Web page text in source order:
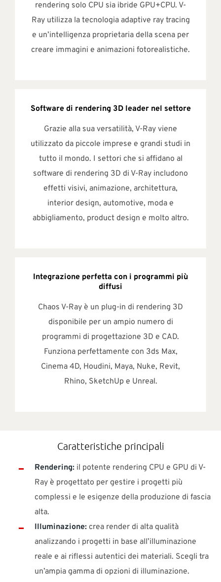
rendering solo CPU sia ibride GPU+CPU. V-
Ray utilizza la tecnologia adaptive ray tracing
e un’intelligenza proprietaria della scena per
creare immagini e animazioni fotorealistiche.
Software di rendering 3D leader nel settore
Grazie alla sua versatilità, V-Ray viene
utilizzato da piccole imprese e grandi studi in
tutto il mondo. I settori che si affidano al
software di rendering 3D di V-Ray includono
effetti visivi, animazione, architettura,
interior design, automotive, moda e
abbigliamento, product design e molto altro.
Integrazione perfetta con i programmi più
diffusi
Chaos V-Ray è un plug-in di rendering 3D
disponibile per un ampio numero di
programmi di progettazione 3D e CAD.
Funziona perfettamente con 3ds Max,
Cinema 4D, Houdini, Maya, Nuke, Revit,
Rhino, SketchUp e Unreal.
Caratteristiche principali
Rendering: il potente rendering CPU e GPU di V-
Ray è progettato per gestire i progetti più
complessi e le esigenze della produzione di fascia
alta.
Illuminazione: crea render di alta qualità
analizzando i progetti in base all’illuminazione
reale e ai riflessi autentici dei materiali. Scegli tra
un’ampia gamma di opzioni di illuminazione.